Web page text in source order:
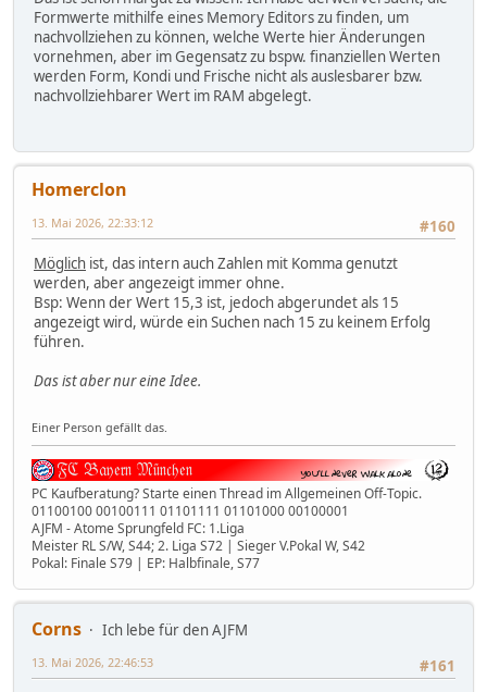
Formwerte mithilfe eines Memory Editors zu finden, um
nachvollziehen zu können, welche Werte hier Änderungen
vornehmen, aber im Gegensatz zu bspw. finanziellen Werten
werden Form, Kondi und Frische nicht als auslesbarer bzw.
nachvollziehbarer Wert im RAM abgelegt.
Homerclon
#160
13. Mai 2026, 22:33:12
Möglich ist, das intern auch Zahlen mit Komma genutzt
werden, aber angezeigt immer ohne.
Bsp: Wenn der Wert 15,3 ist, jedoch abgerundet als 15
angezeigt wird, würde ein Suchen nach 15 zu keinem Erfolg
führen.
Das ist aber nur eine Idee.
Einer Person gefällt das.
PC Kaufberatung? Starte einen Thread im Allgemeinen Off-Topic.
01100100 00100111 01101111 01101000 00100001
AJFM - Atome Sprungfeld FC: 1.Liga
Meister RL S/W, S44; 2. Liga S72 | Sieger V.Pokal W, S42
Pokal: Finale S79 | EP: Halbfinale, S77
Corns
Ich lebe für den AJFM
#161
13. Mai 2026, 22:46:53